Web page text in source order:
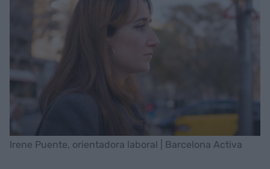
Irene Puente, orientadora laboral | Barcelona Activa